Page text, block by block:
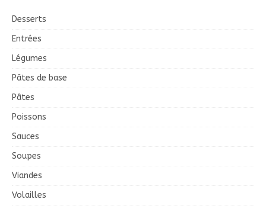
Desserts
Entrées
Légumes
Pâtes de base
Pâtes
Poissons
Sauces
Soupes
Viandes
Volailles